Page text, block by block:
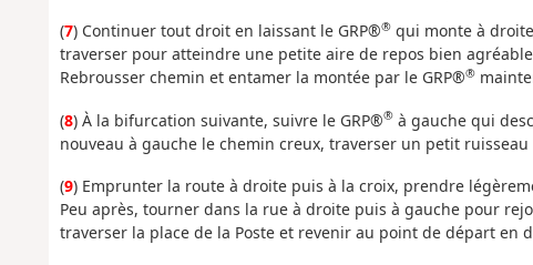
(7) Continuer tout droit en laissant le GRP®®qui monte à
traverser pour atteindre une petite aire de repos bien
Rebrousser chemin et entamer la montée par le GRP®®
(8) À la bifurcation suivante, suivre le GRP®®à gauche qui
nouveau à gauche le chemin creux, traverser un petit
(9) Emprunter la route à droite puis à la croix, prendre
Peu après, tourner dans la rue à droite puis à gauche pour
traverser la place de la Poste et revenir au point de départ en